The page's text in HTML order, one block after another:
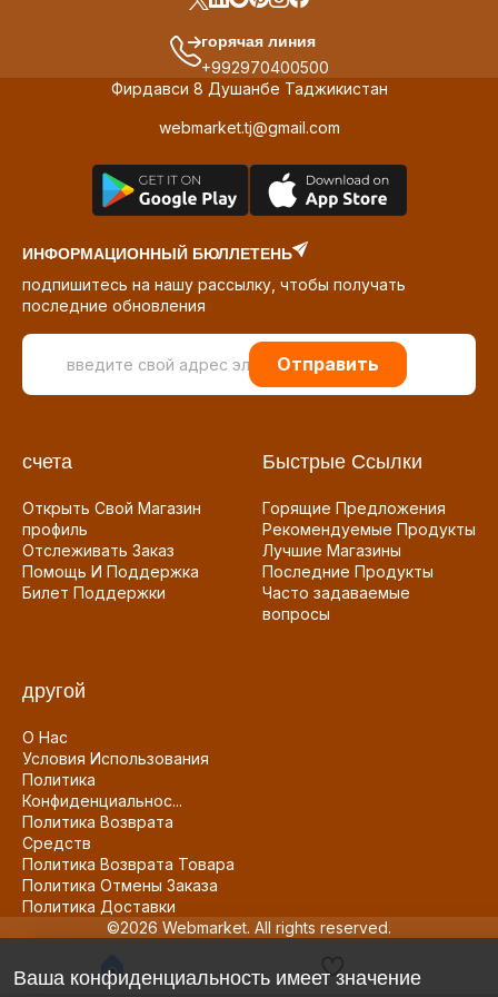
горячая линия
+992970400500
Фирдавси 8 Душанбе Таджикистан
webmarket.tj@gmail.com
ИНФОРМАЦИОННЫЙ БЮЛЛЕТЕНЬ
подпишитесь на нашу рассылку, чтобы получать
последние обновления
Отправить
счета
Открыть Свой Магазин
профиль
Отслеживать Заказ
Помощь И Поддержка
Билет Поддержки
Быстрые Ссылки
Горящие Предложения
Рекомендуемые Продукты
Лучшие Магазины
Последние Продукты
Часто задаваемые
вопросы
другой
О Нас
Условия Использования
Политика
Конфиденциальнос...
Политика Возврата
Средств
Политика Возврата Товара
Политика Отмены Заказа
Политика Доставки
©2026 Webmarket. All rights reserved.
Ваша конфиденциальность имеет значение